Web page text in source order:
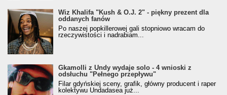
Wiz Khalifa "Kush & O.J. 2" - piękny prezent dla
oddanych fanów
Po naszej popkillerowej gali stopniowo wracam do
rzeczywistości i nadrabiam...
Gkamolli z Undy wydaje solo - 4 wnioski z
odsłuchu "Pełnego przepływu"
Filar gdyńskiej sceny, grafik, główny producent i raper
kolektywu Undadasea już...